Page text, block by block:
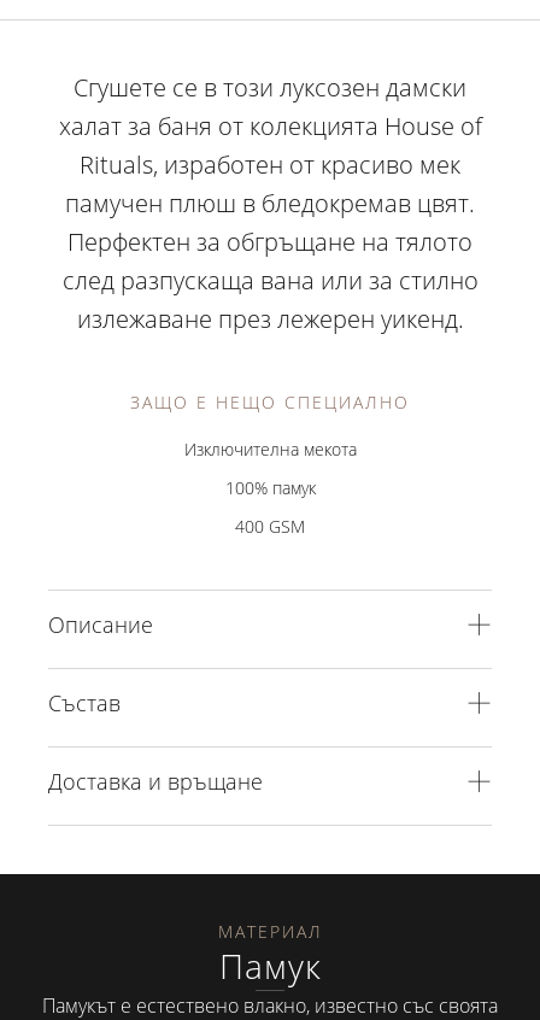
Сгушете се в този луксозен дамски
халат за баня от колекцията House of
Rituals, изработен от красиво мек
памучен плюш в бледокремав цвят.
Перфектен за обгръщане на тялото
след разпускаща вана или за стилно
излежаване през лежерен уикенд.
ЗАЩО Е НЕЩО СПЕЦИАЛНО
Изключителна мекота
100% памук
400 GSM
Описание
Състав
Доставка и връщане
МАТЕРИАЛ
Памук
Памукът е естествено влакно, известно със своята